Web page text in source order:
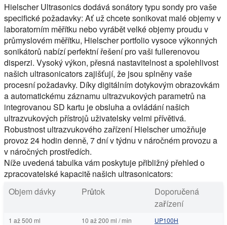
Hielscher Ultrasonics dodává sonátory typu sondy pro vaše
specifické požadavky: Ať už chcete sonikovat malé objemy v
laboratorním měřítku nebo vyrábět velké objemy proudu v
průmyslovém měřítku, Hielscher portfolio vysoce výkonných
sonikátorů nabízí perfektní řešení pro vaši fullerenovou
disperzi. Vysoký výkon, přesná nastavitelnost a spolehlivost
našich ultrasonicators zajišťují, že jsou splněny vaše
procesní požadavky. Díky digitálním dotykovým obrazovkám
a automatickému záznamu ultrazvukových parametrů na
integrovanou SD kartu je obsluha a ovládání našich
ultrazvukových přístrojů uživatelsky velmi přívětivá.
Robustnost ultrazvukového zařízení Hielscher umožňuje
provoz 24 hodin denně, 7 dní v týdnu v náročném provozu a
v náročných prostředích.
Níže uvedená tabulka vám poskytuje přibližný přehled o
zpracovatelské kapacitě našich ultrasonicators:
Objem dávky
Průtok
Doporučená
zařízení
1 až 500 ml 10 až 200 ml / min
UP100H